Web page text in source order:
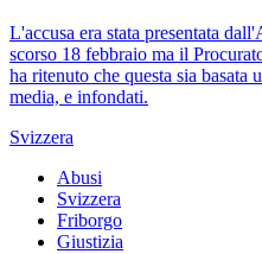
L'accusa era stata presentata
scorso 18 febbraio ma il
ha ritenuto che questa sia basata
media, e infondati.
Svizzera
Abusi
Svizzera
Friborgo
Giustizia